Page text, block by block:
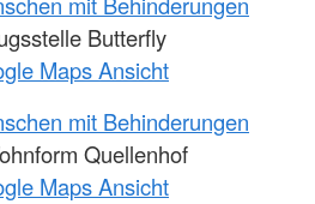
Butterfly
Maps Ansicht
mit Behinderungen
Quellenhof
Maps Ansicht